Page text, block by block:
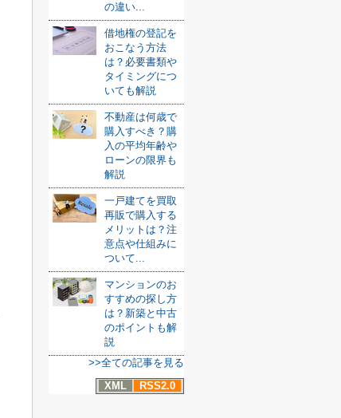
の違い...
借地権の登記を
おこなう方法
は？必要書類や
タイミングにつ
いても解説
不動産は何歳で
購入すべき？購
入の平均年齢や
ローンの限界も
解説
一戸建てを買取
再販で購入する
メリットは？注
意点や仕組みに
ついて...
マンションのお
すすめの探し方
は？新築と中古
のポイントも解
説
>>全ての記事を見る
XML
RSS2.0